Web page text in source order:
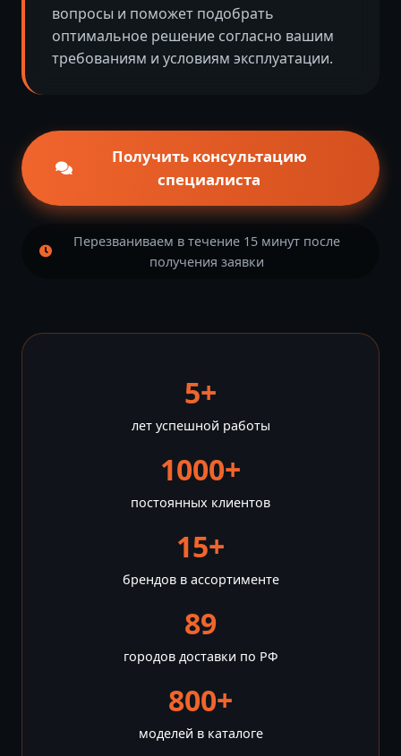
вопросы и поможет подобрать
оптимальное решение согласно вашим
требованиям и условиям эксплуатации.
Получить консультацию
специалиста
Перезваниваем в течение 15 минут после
получения заявки
5+
лет успешной работы
1000+
постоянных клиентов
15+
брендов в ассортименте
89
городов доставки по РФ
800+
моделей в каталоге